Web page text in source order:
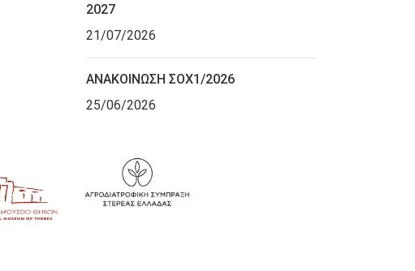
2027
21/07/2026
ΑΝΑΚΟΙΝΩΣΗ ΣΟΧ1/2026
25/06/2026